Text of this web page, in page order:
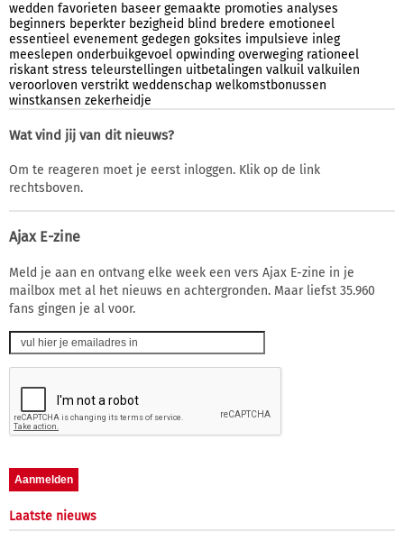
wedden favorieten baseer gemaakte promoties analyses
beginners beperkter bezigheid blind bredere emotioneel
essentieel evenement gedegen goksites impulsieve inleg
meeslepen onderbuikgevoel opwinding overweging rationeel
riskant stress teleurstellingen uitbetalingen valkuil valkuilen
veroorloven verstrikt weddenschap welkomstbonussen
winstkansen zekerheidje
Wat vind jij van dit nieuws?
Om te reageren moet je eerst inloggen. Klik op de link
rechtsboven.
Ajax E-zine
Meld je aan en ontvang elke week een vers Ajax E-zine in je
mailbox met al het nieuws en achtergronden. Maar liefst 35.960
fans gingen je al voor.
Laatste nieuws